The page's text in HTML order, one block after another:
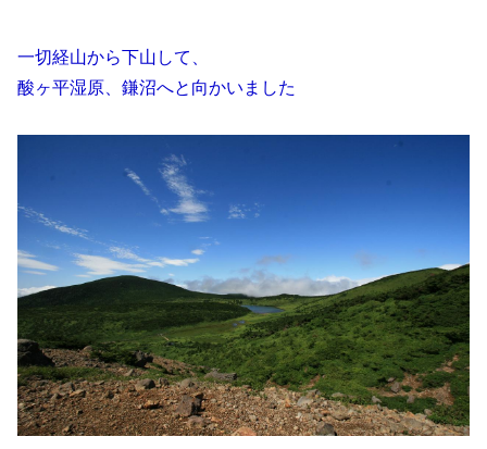
一切経山から下山して、
酸ヶ平湿原、鎌沼へと向かいました